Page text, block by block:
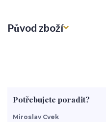
Původ zboží
Potřebujete poradit?
Miroslav Cvek